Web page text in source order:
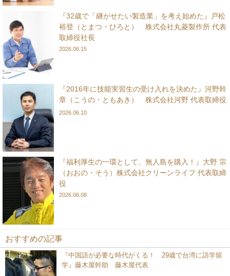
『32歳で「継がせたい製造業」を考え始めた』戸松
裕登（とまつ・ひろと） 株式会社丸菱製作所 代表
取締役社長
2026.06.15
『2016年に技能実習生の受け入れを決めた』河野幹
章（こうの・ともあき） 株式会社河野 代表取締役
2026.06.10
『福利厚生の一環として、無人島を購入！』大野 宗
（おおの・そう）株式会社クリーンライフ 代表取締
役
2026.06.08
おすすめの記事
『中国語が必要な時代がくる！ 29歳で台湾に語学留
学』藤木屋幹助 藤木屋代表